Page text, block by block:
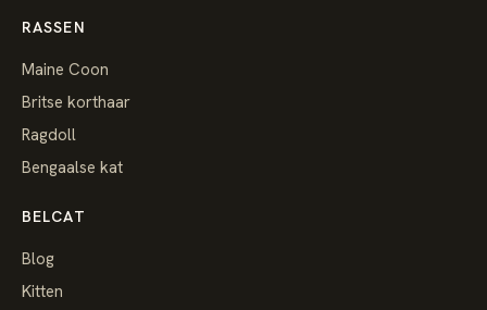
RASSEN
Maine Coon
Britse korthaar
Ragdoll
Bengaalse kat
BELCAT
Blog
Kitten